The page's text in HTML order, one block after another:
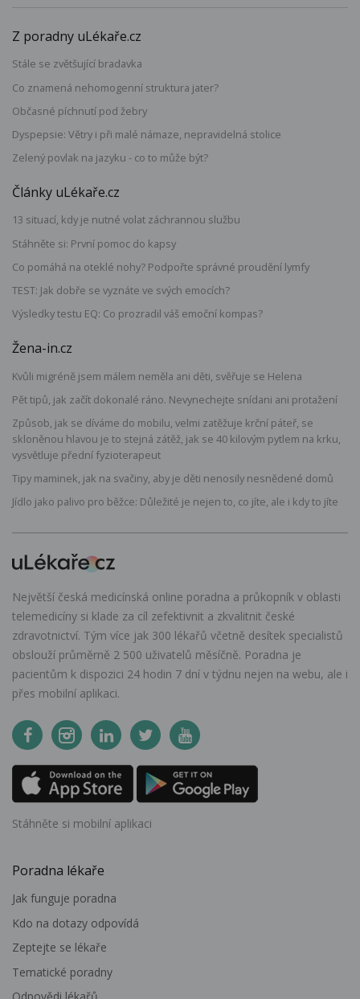
Z poradny uLékaře.cz
Stále se zvětšující bradavka
Co znamená nehomogenní struktura jater?
Občasné píchnutí pod žebry
Dyspepsie: Větry i při malé námaze, nepravidelná stolice
Zelený povlak na jazyku - co to může být?
Články uLékaře.cz
13 situací, kdy je nutné volat záchrannou službu
Stáhněte si: První pomoc do kapsy
Co pomáhá na oteklé nohy? Podpořte správné proudění lymfy
TEST: Jak dobře se vyznáte ve svých emocích?
Výsledky testu EQ: Co prozradil váš emoční kompas?
Žena-in.cz
Kvůli migréně jsem málem neměla ani děti, svěřuje se Helena
Pět tipů, jak začít dokonalé ráno. Nevynechejte snídani ani protažení
Způsob, jak se díváme do mobilu, velmi zatěžuje krční páteř, se
skloněnou hlavou je to stejná zátěž, jak se 40 kilovým pytlem na krku,
vysvětluje přední fyzioterapeut
Tipy maminek, jak na svačiny, aby je děti nenosily nesnědené domů
Jídlo jako palivo pro běžce: Důležité je nejen to, co jíte, ale i kdy to jíte
Největší česká medicínská online poradna a průkopník v oblasti
telemedicíny si klade za cíl zefektivnit a zkvalitnit české
zdravotnictví. Tým více jak 300 lékařů včetně desítek specialistů
obslouží průměrně 2 500 uživatelů měsíčně. Poradna je
pacientům k dispozici 24 hodin 7 dní v týdnu nejen na webu, ale i
přes mobilní aplikaci.
Stáhněte si mobilní aplikaci
Poradna lékaře
Jak funguje poradna
Kdo na dotazy odpovídá
Zeptejte se lékaře
Tematické poradny